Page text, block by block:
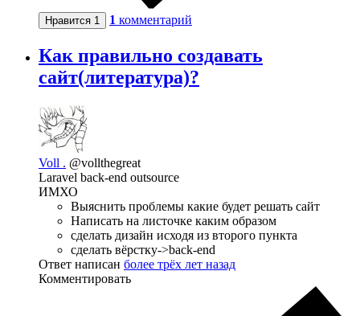
Нравится 1 1 комментарий
Как правильно создавать
сайт(литература)?
Voll . @vollthegreat
Laravel back-end outsource
ИМХО
Выяснить проблемы какие будет решать сайт
Написать на листочке каким образом
сделать дизайн исходя из второго пункта
сделать вёрстку->back-end
Ответ написан более трёх лет назад
Комментировать